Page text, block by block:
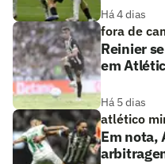
Há 4 dias
fora de
Reinier
em
Há 5 dias
atlético
Em nota,